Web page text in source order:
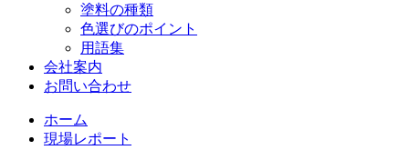
塗料の種類
色選びのポイント
用語集
会社案内
お問い合わせ
ホーム
現場レポート